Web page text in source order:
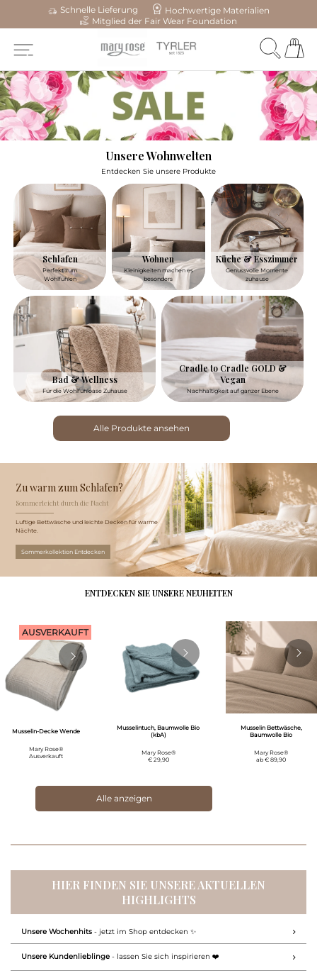
Schnelle Lieferung
Hochwertige Materialien
Mitglied der Fair Wear Foundation
Unsere Wohnwelten
Entdecken Sie unsere Produkte
Schlafen
Perfekt zum
Wohlfühlen
Wohnen
Kleinigkeiten machen es
besonders
Küche & Esszimmer
Genussvolle Momente
zuhause
Bad & Wellness
Für die Wohlfühloase Zuhause
Cradle to Cradle GOLD &
Vegan
Nachhaltigkeit auf ganzer Ebene
Alle Produkte ansehen
Zu warm zum Schlafen?
Sommerleicht durch die Nacht
Luftige Bettwäsche und leichte Decken für warme
Nächte.
Sommerkollektion Entdecken
ENTDECKEN SIE UNSERE NEUHEITEN
Musselin-Decke Wende
AUSVERKAUFT
Mary Rose®
Ausverkauft
Musselintuch, Baumwolle Bio
(kbA)
Mary Rose®
€ 29,90
Musselin Bettwäsche,
Baumwolle Bio
Mary Rose®
ab€ 89,90
Alle anzeigen
HIER FINDEN SIE UNSERE AKTUELLEN
HIGHLIGHTS
Unsere Wochenhits - jetzt im Shop entdecken ✨
Unsere Kundenlieblinge - lassen Sie sich inspirieren ❤️